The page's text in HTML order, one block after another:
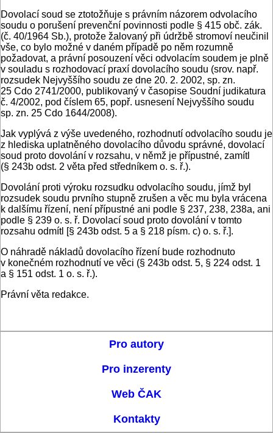
Dovolací soud se ztotožňuje s právním názorem odvolacího
soudu o porušení prevenční povinnosti podle § 415 obč. zák.
(č. 40/1964 Sb.), protože žalovaný při údržbě stromoví neučinil
vše, co bylo možné v daném případě po něm rozumně
požadovat, a právní posouzení věci odvolacím soudem je plně
v souladu s rozhodovací praxí dovolacího soudu (srov. např.
rozsudek Nejvyššího soudu ze dne 20. 2. 2002, sp. zn.
25 Cdo 2741/2000, publikovaný v časopise Soudní judikatura
č. 4/2002, pod číslem 65, popř. usnesení Nejvyššího soudu
sp. zn. 25 Cdo 1644/2008).
Jak vyplývá z výše uvedeného, rozhodnutí odvolacího soudu je
z hlediska uplatněného dovolacího důvodu správné, dovolací
soud proto dovolání v rozsahu, v němž je přípustné, zamítl
(§ 243b odst. 2 věta před středníkem o. s. ř.).
Dovolání proti výroku rozsudku odvolacího soudu, jímž byl
rozsudek soudu prvního stupně zrušen a věc mu byla vrácena
k dalšímu řízení, není přípustné ani podle § 237, 238, 238a, ani
podle § 239 o. s. ř. Dovolací soud proto dovolání v tomto
rozsahu odmítl [§ 243b odst. 5 a § 218 písm. c) o. s. ř.].
O náhradě nákladů dovolacího řízení bude rozhodnuto
v konečném rozhodnutí ve věci (§ 243b odst. 5, § 224 odst. 1
a § 151 odst. 1 o. s. ř.).
Právní věta redakce.
Pro autory
Pro inzerenty
Web ČAK
Kontakty